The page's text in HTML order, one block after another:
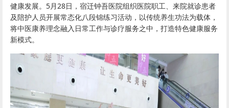
健康发展。5月28日，宿迁钟吾医院组织医院职工、来院就诊患者
及陪护人员开展常态化八段锦练习活动，以传统养生功法为载体，
将中医康养理念融入日常工作与诊疗服务之中，打造特色健康服务
新模式。